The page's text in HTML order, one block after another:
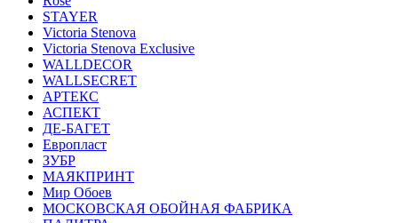
STAYER
Victoria Stenova
Victoria Stenova Exclusive
WALLDECOR
WALLSECRET
АРТЕКС
АСПЕКТ
ДЕ-БАГЕТ
Европласт
ЗУБР
МАЯКПРИНТ
Мир Обоев
МОСКОВСКАЯ ОБОЙНАЯ ФАБРИКА